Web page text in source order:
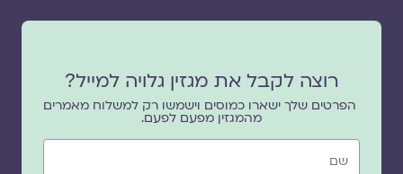
רוצה לקבל את מגזין גלויה למייל?
הפרטים שלך ישארו כמוסים וישמשו רק למשלוח מאמרים
מהמגזין מפעם לפעם.
שם